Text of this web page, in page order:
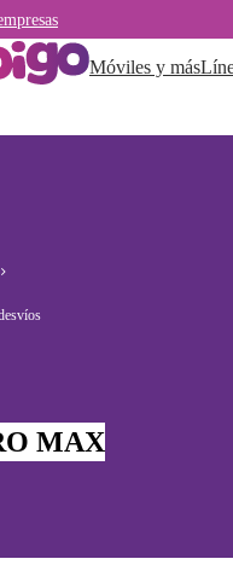
Móviles y más
MAX